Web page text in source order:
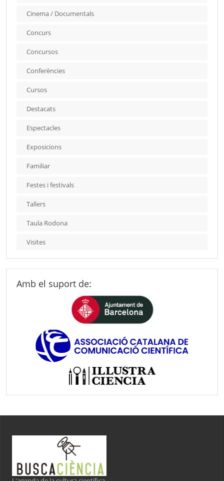
Cinema / Documentals
Concurs
Concursos
Conferències
Cursos
Destacats
Espectacles
Exposicions
Familiar
Festes i festivals
Tallers
Taula Rodona
Visites
Amb el suport de: